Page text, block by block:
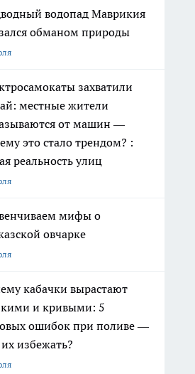
водопад Маврикия
обманом природы
захватили
местные жители
от машин —
это стало трендом? :
реальность улиц
мифы о
овчарке
кабачки вырастают
и кривыми: 5
ошибок при поливе —
избежать?